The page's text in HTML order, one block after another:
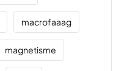
macrofaaag
magnetisme